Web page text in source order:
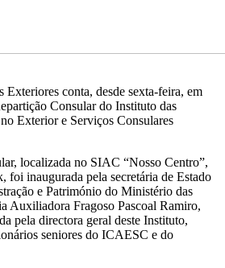
Exteriores conta, desde sexta-feira, em
Consular do Instituto das
Exterior e Serviços Consulares
localizada no SIAC “Nosso Centro”,
foi inaugurada pela secretária de Estado
e Património do Ministério das
Auxiliadora Fragoso Pascoal Ramiro,
pela directora geral deste Instituto,
seniores do ICAESC e do